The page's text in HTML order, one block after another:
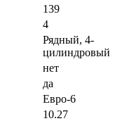
139
4
Рядный, 4-
цилиндровый
нет
да
Евро-6
10.27